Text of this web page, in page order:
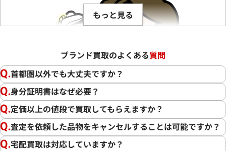
もっと見る
ブランド買取のよくある質問
首都圏以外でも大丈夫ですか？
身分証明書はなぜ必要？
定価以上の値段で買取してもらえますか？
査定を依頼した品物をキャンセルすることは可能ですか？
宅配買取は対応していますか？